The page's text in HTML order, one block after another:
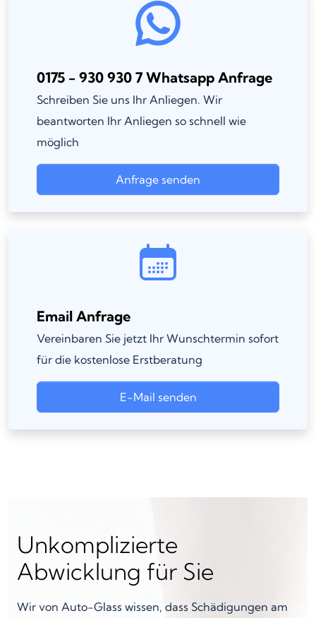
0175 - 930 930 7 Whatsapp Anfrage
Schreiben Sie uns Ihr Anliegen. Wir
beantworten Ihr Anliegen so schnell wie
möglich
Anfrage senden
Email Anfrage
Vereinbaren Sie jetzt Ihr Wunschtermin sofort
für die kostenlose Erstberatung
E-Mail senden
Unkomplizierte
Abwicklung für Sie
Wir von Auto-Glass wissen, dass Schädigungen am